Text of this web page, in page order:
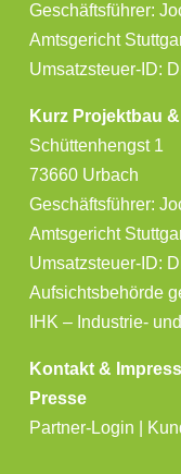
Geschäftsführer:
Amtsgericht
Umsatzsteuer-ID:
Kurz Projektbau
Schüttenhengst 1
73660 Urbach
Geschäftsführer:
Amtsgericht
Umsatzsteuer-ID:
Aufsichtsbehörde
IHK – Industrie-
Kontakt &
Presse
Partner-Login |